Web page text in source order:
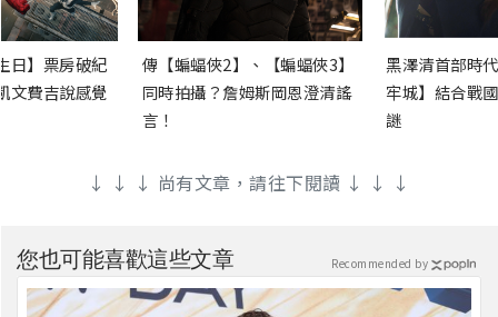
日】票房破紀
文費吉說感覺
傳【蝙蝠俠2】、【蝙蝠俠3】
同時拍攝？詹姆斯岡恩澄清謠
言！
黑澤清首部時
牢城】結合戰
謎
↓ ↓ ↓ 尚有文章，請往下閱讀 ↓ ↓ ↓
您也可能喜歡這些文章 Recommended by